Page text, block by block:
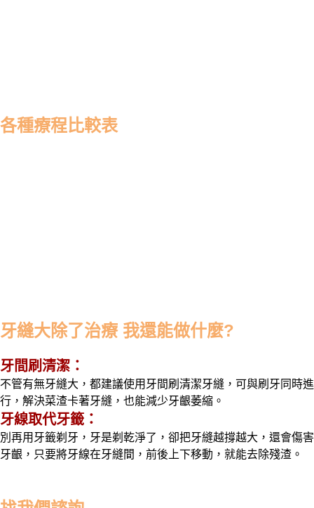
各種療程比較表
牙縫大除了治療 我還能做什麼?
牙間刷清潔：
不管有無牙縫大，都建議使用牙間刷清潔牙縫，可與刷牙同時進
行，解決菜渣卡著牙縫，也能減少牙齦萎縮。
牙線取代牙籤：
別再用牙籤剃牙，牙是剃乾淨了，卻把牙縫越撐越大，還會傷害
牙齦，只要將牙線在牙縫間，前後上下移動，就能去除殘渣 。